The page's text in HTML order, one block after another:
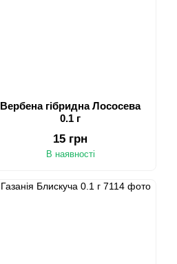
Вербена гібридна Лососева
0.1 г
15 грн
В наявності